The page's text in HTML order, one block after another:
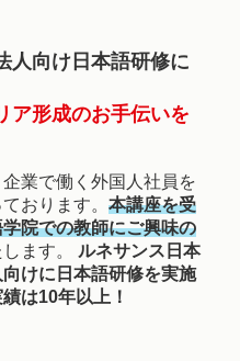
人向け日本語研修に
ア形成のお手伝いを
業で働く外国人社員を
おります。 本講座を受
院での教師にご興味の
ます。 ルネサンス日本
けに日本語研修を実施
は10年以上！